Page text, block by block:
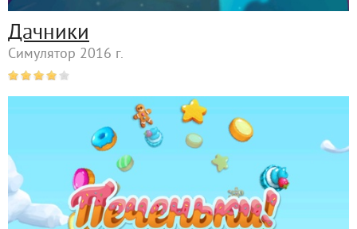
Дачники
Симулятор 2016 г.